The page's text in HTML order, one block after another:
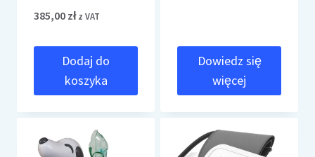
385,00 zł z VAT
Dodaj do
koszyka
Dowiedz się
więcej